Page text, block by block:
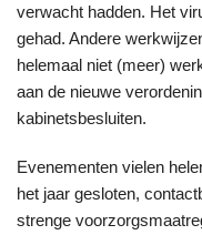
verwacht hadden. Het
gehad. Andere
helemaal niet (meer)
aan de nieuwe
kabinetsbesluiten.
Evenementen vielen
het jaar gesloten,
strenge